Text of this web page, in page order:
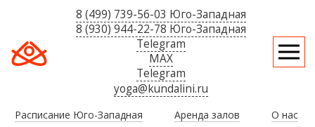
8 (499) 739-56-03 Юго-Западная
8 (930) 944-22-78 Юго-Западная
Telegram
MAX
Telegram
yoga@kundalini.ru
Расписание Юго-Западная Аренда залов
О нас